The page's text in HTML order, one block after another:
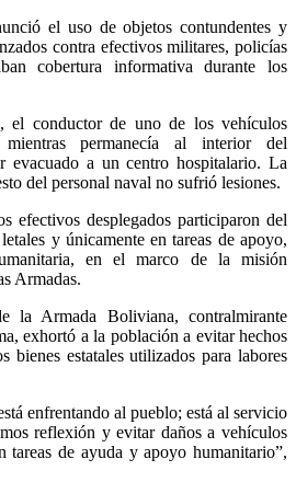
el uso de objetos contundentes y
contra efectivos militares, policías
cobertura informativa durante los
el conductor de uno de los vehículos
permanecía al interior del
evacuado a un centro hospitalario. La
del personal naval no sufrió lesiones.
efectivos desplegados participaron del
y únicamente en tareas de apoyo,
en el marco de la misión
Armadas.
la Armada Boliviana, contralmirante
exhortó a la población a evitar hechos
bienes estatales utilizados para labores
enfrentando al pueblo; está al servicio
reflexión y evitar daños a vehículos
tareas de ayuda y apoyo humanitario”,